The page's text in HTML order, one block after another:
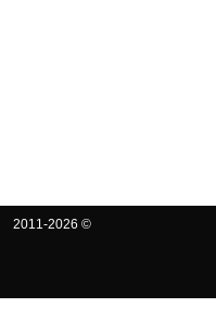
2011-2026 ©